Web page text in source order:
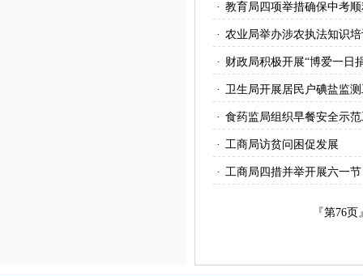
· 教育局四项举措确保中考
· 农业局举办涉农执法知识
· 财政局积极开展“博爱一日
· 卫生局开展居民户碘盐监
· 食药监局组织早餐安全示
· 工商局访贫问困促发展
· 工商局四措并举开展六一
『第76页